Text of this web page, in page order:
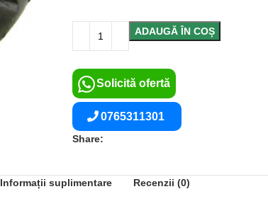
ADAUGĂ ÎN COȘ
Solicită ofertă
0765311301
Share:
Informații suplimentare Recenzii (0)